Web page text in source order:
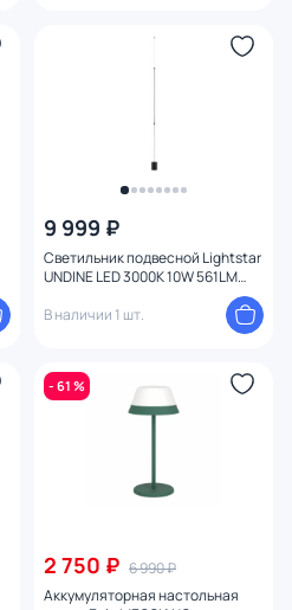
9 999 ₽
Светильник подвесной Lightstar
UNDINE LED 3000K 10W 561LM
В наличии 1 шт.
- 61 %
2 750 ₽ 6 990 ₽
Аккумуляторная настольная